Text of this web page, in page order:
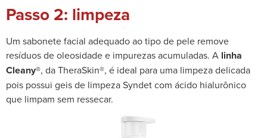
Passo 2: limpeza
Um sabonete facial adequado ao tipo de pele remove
resíduos de oleosidade e impurezas acumuladas. A linha
Cleany®, da TheraSkin®, é ideal para uma limpeza delicada
pois possui geis de limpeza Syndet com ácido hialurônico
que limpam sem ressecar.